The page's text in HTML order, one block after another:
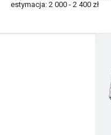
estymacja: 2 000 - 2 400 zł